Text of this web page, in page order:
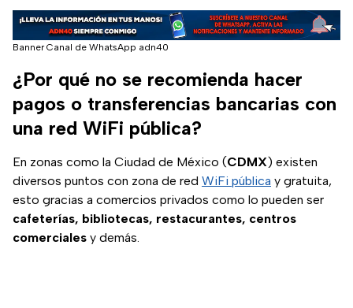
Banner Canal de WhatsApp adn40
¿Por qué no se recomienda hacer
pagos o transferencias bancarias con
una red WiFi pública?
En zonas como la Ciudad de México (CDMX) existen
diversos puntos con zona de red WiFi pública y gratuita,
esto gracias a comercios privados como lo pueden ser
cafeterías, bibliotecas, restacurantes, centros
comerciales y demás.